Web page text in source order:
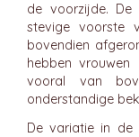
de voorzijde. De
stevige voorste
bovendien
hebben
vooral van
onderstandige
De variatie in de